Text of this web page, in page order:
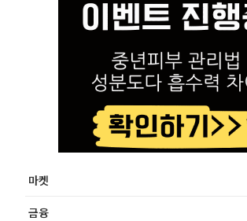
마켓
금융